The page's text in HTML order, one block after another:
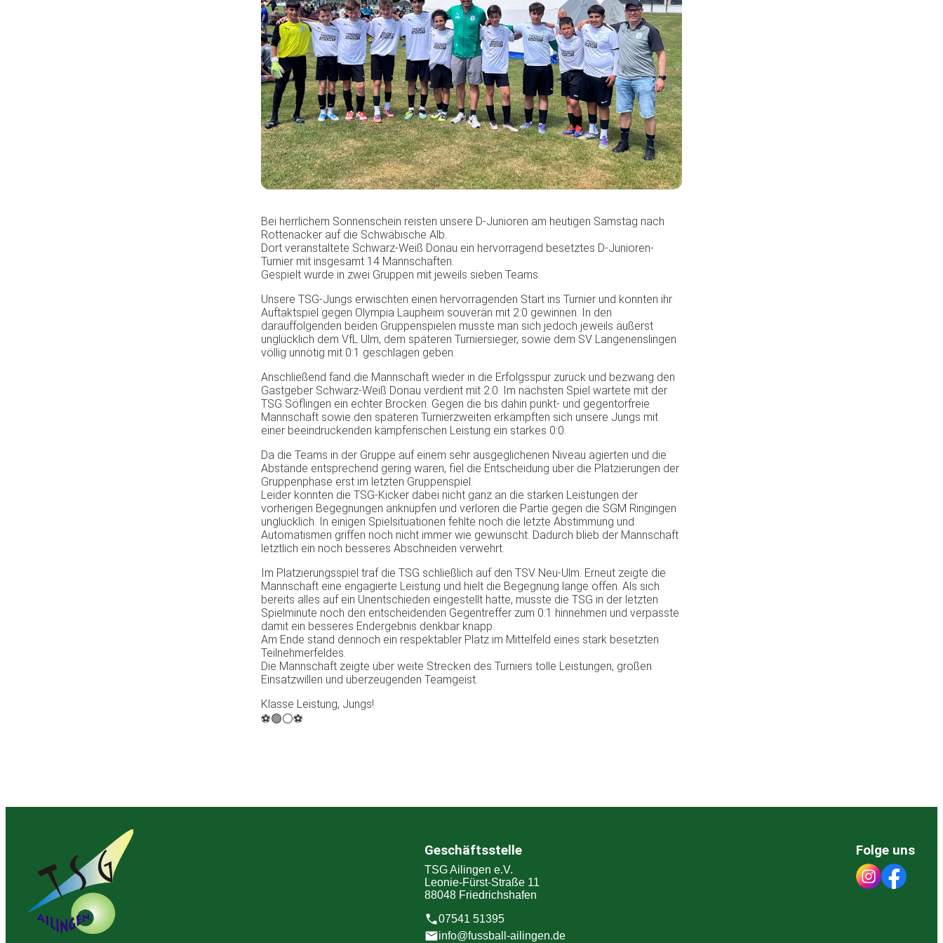
Bei herrlichem Sonnenschein reisten unsere D-Junioren am heutigen Samstag nach
Rottenacker auf die Schwäbische Alb.
Dort veranstaltete Schwarz-Weiß Donau ein hervorragend besetztes D-Junioren-
Turnier mit insgesamt 14 Mannschaften.
Gespielt wurde in zwei Gruppen mit jeweils sieben Teams.
Unsere TSG-Jungs erwischten einen hervorragenden Start ins Turnier und konnten ihr
Auftaktspiel gegen Olympia Laupheim souverän mit 2:0 gewinnen. In den
darauffolgenden beiden Gruppenspielen musste man sich jedoch jeweils äußerst
unglücklich dem VfL Ulm, dem späteren Turniersieger, sowie dem SV Langenenslingen
völlig unnötig mit 0:1 geschlagen geben.
Anschließend fand die Mannschaft wieder in die Erfolgsspur zurück und bezwang den
Gastgeber Schwarz-Weiß Donau verdient mit 2:0. Im nächsten Spiel wartete mit der
TSG Söflingen ein echter Brocken. Gegen die bis dahin punkt- und gegentorfreie
Mannschaft sowie den späteren Turnierzweiten erkämpften sich unsere Jungs mit
einer beeindruckenden kämpferischen Leistung ein starkes 0:0.
Da die Teams in der Gruppe auf einem sehr ausgeglichenen Niveau agierten und die
Abstände entsprechend gering waren, fiel die Entscheidung über die Platzierungen der
Gruppenphase erst im letzten Gruppenspiel.
Leider konnten die TSG-Kicker dabei nicht ganz an die starken Leistungen der
vorherigen Begegnungen anknüpfen und verloren die Partie gegen die SGM Ringingen
unglücklich. In einigen Spielsituationen fehlte noch die letzte Abstimmung und
Automatismen griffen noch nicht immer wie gewünscht. Dadurch blieb der Mannschaft
letztlich ein noch besseres Abschneiden verwehrt.
Im Platzierungsspiel traf die TSG schließlich auf den TSV Neu-Ulm. Erneut zeigte die
Mannschaft eine engagierte Leistung und hielt die Begegnung lange offen. Als sich
bereits alles auf ein Unentschieden eingestellt hatte, musste die TSG in der letzten
Spielminute noch den entscheidenden Gegentreffer zum 0:1 hinnehmen und verpasste
damit ein besseres Endergebnis denkbar knapp.
Am Ende stand dennoch ein respektabler Platz im Mittelfeld eines stark besetzten
Teilnehmerfeldes.
Die Mannschaft zeigte über weite Strecken des Turniers tolle Leistungen, großen
Einsatzwillen und überzeugenden Teamgeist.
Klasse Leistung, Jungs!
⚽🟢⚪⚽
Geschäftsstelle
TSG Ailingen e.V.
Leonie-Fürst-Straße 11
88048 Friedrichshafen
07541 51395
info@fussball-ailingen.de
Folge uns